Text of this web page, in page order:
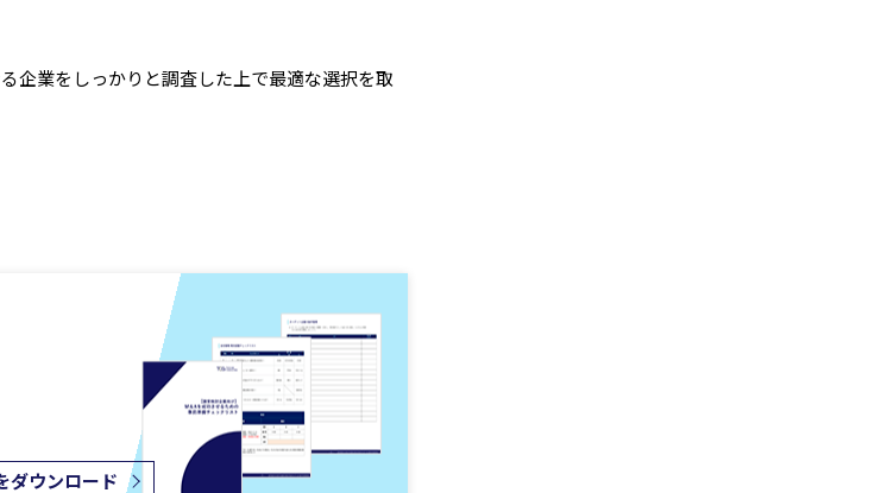
企業をしっかりと調査した上で最適な選択を取
ダウンロード